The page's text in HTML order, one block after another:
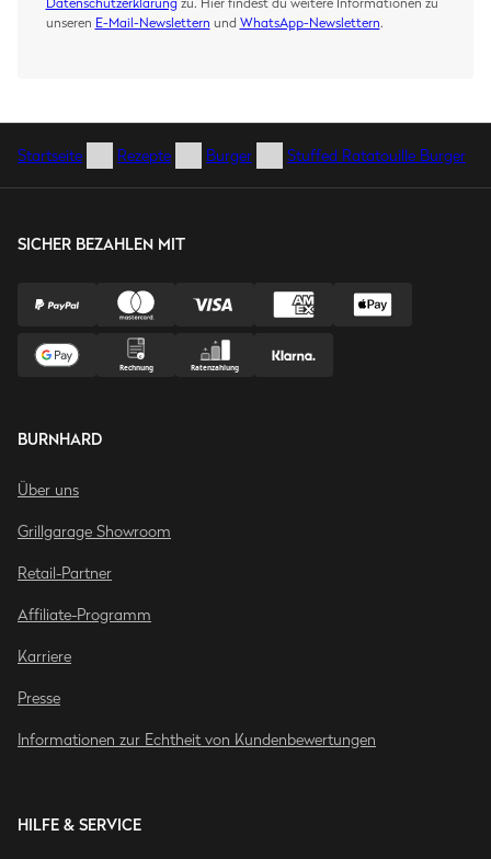
unseren E-Mail-Newslettern und WhatsApp-Newslettern.
Startseite Rezepte Burger Stuffed Ratatouille Burger
SICHER BEZAHLEN MIT
BURNHARD
Über uns
Grillgarage Showroom
Retail-Partner
Affiliate-Programm
Karriere
Presse
Informationen zur Echtheit von Kundenbewertungen
HILFE & SERVICE